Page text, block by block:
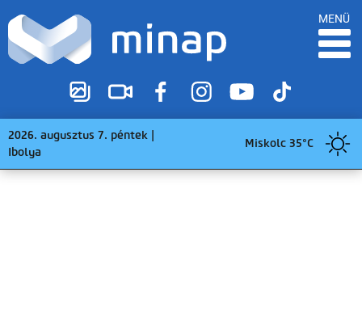
MENÜ
2026. augusztus 7. péntek |
Ibolya
Miskolc 35°C